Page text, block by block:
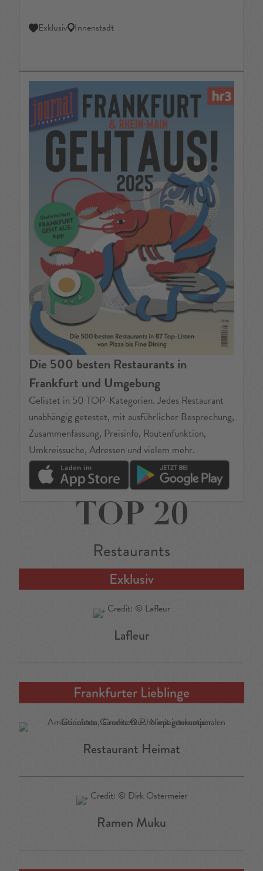
Exklusiv Innenstadt
Die 500 besten Restaurants in
Frankfurt und Umgebung
Gelistet in 50 TOP-Kategorien. Jedes Restaurant
unabhängig getestet, mit ausführlicher Besprechung,
Zusammenfassung, Preisinfo, Routenfunktion,
Umkreissuche, Adressen und vielem mehr.
TOP 20
Restaurants
Exklusiv
Lafleur
Frankfurter Lieblinge
Restaurant Heimat
Ramen Muku